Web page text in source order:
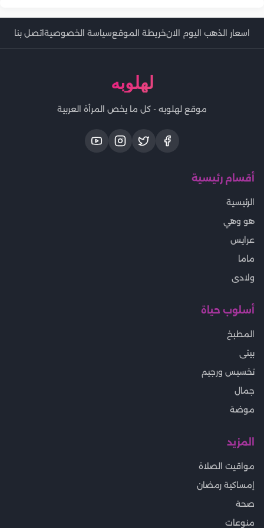
اسعار الذهب اليوم الانخريطة الموقعسياسة الخصوصيةاتصل بنا
لهلوبه
موقع لهلوبه - كل ما يخص المرأة العربية
أقسام رئيسية
الرئيسية
هو وهي
عرايس
ماما
ولادى
أسلوب حياة
المطبخ
بيتى
تخسيس ورجيم
جمال
موضة
المزيد
مواقيت الصلاة
إمساكية رمضان
صحة
منوعات